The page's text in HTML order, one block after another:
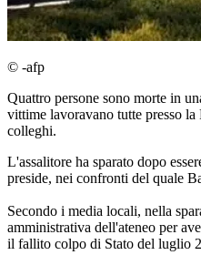
© -afp
Quattro persone sono morte in
vittime lavoravano tutte presso
colleghi.
L'assalitore ha sparato dopo
preside, nei confronti del quale
Secondo i media locali, nella
amministrativa dell'ateneo per
il fallito colpo di Stato del luglio